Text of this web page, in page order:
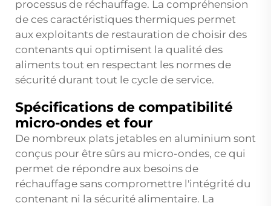
processus de réchauffage. La compréhension
de ces caractéristiques thermiques permet
aux exploitants de restauration de choisir des
contenants qui optimisent la qualité des
aliments tout en respectant les normes de
sécurité durant tout le cycle de service.
Spécifications de compatibilité
micro-ondes et four
De nombreux plats jetables en aluminium sont
conçus pour être sûrs au micro-ondes, ce qui
permet de répondre aux besoins de
réchauffage sans compromettre l'intégrité du
contenant ni la sécurité alimentaire. La